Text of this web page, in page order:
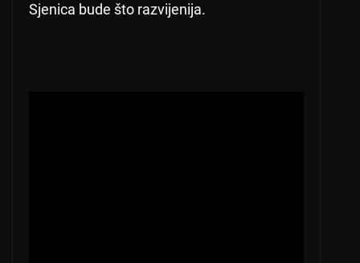
Sjenica bude što razvijenija.